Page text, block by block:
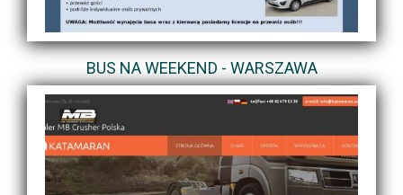
BUS NA WEEKEND - WARSZAWA